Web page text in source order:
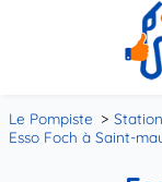
Le Pompiste
Esso Foch à Saint-